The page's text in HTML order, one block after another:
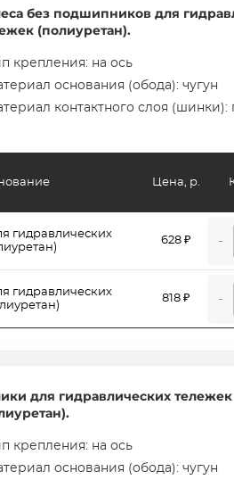
без подшипников для
(полиуретан).
крепления: на ось
основания (обода): чугун
контактного слоя (шинки):
гидравлических
гидравлических
Цена, р.
628 ₽
818 ₽
-
-
для гидравлических тележек
крепления: на ось
основания (обода): чугун